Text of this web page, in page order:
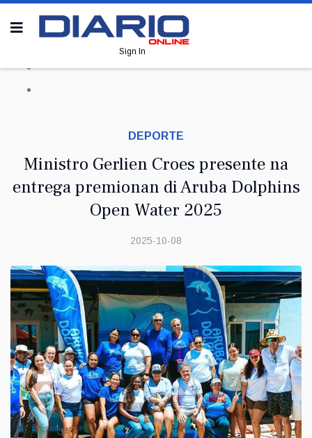
Sign In
DEPORTE
Ministro Gerlien Croes presente na
entrega premionan di Aruba Dolphins
Open Water 2025
2025-10-08